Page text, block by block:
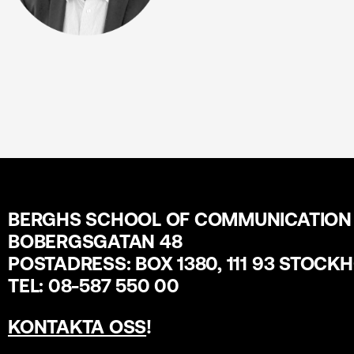
BERGHS SCHOOL OF COMMUNICATION
BOBERGSGATAN 48
POSTADRESS: BOX 1380, 111 93
TEL: 08-587 550 00
KONTAKTA OSS!